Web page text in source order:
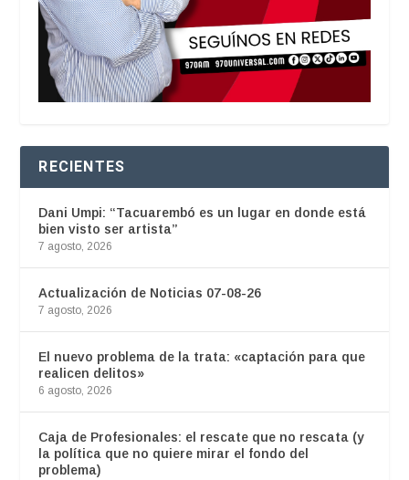
RECIENTES
Dani Umpi: “Tacuarembó es un lugar en donde está
bien visto ser artista”
7 agosto, 2026
Actualización de Noticias 07-08-26
7 agosto, 2026
El nuevo problema de la trata: «captación para que
realicen delitos»
6 agosto, 2026
Caja de Profesionales: el rescate que no rescata (y
la política que no quiere mirar el fondo del
problema)